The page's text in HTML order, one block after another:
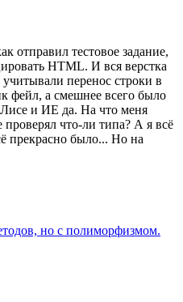
отправил тестовое задание,
HTML. И вся верстка
учитывали перенос строки в
фейл, а смешнее всего было
и ИЕ да. На что меня
что-ли типа? А я всё
прекрасно было... Но на
но с полиморфизмом.